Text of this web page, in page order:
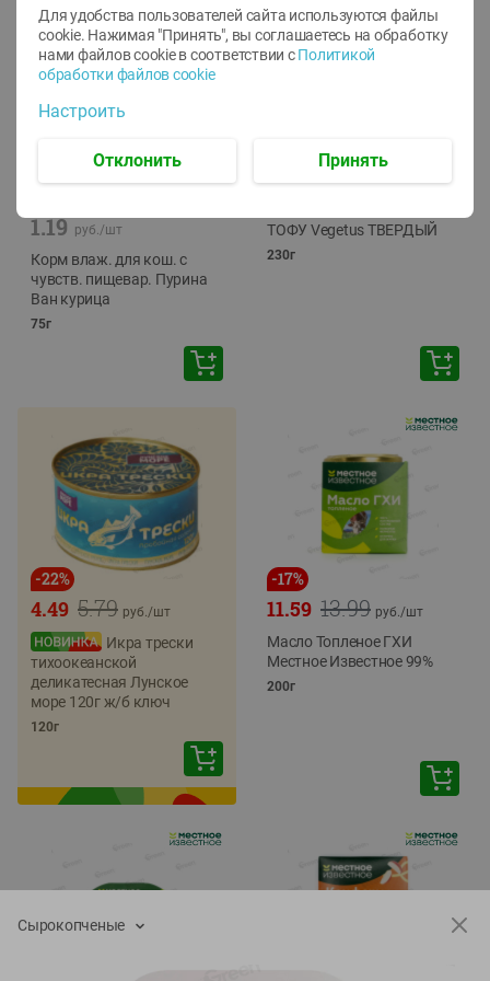
1.19 руб./шт
Корм влаж. для кош. с
чувств. пищевар. Пурина
Ван курица
75г
ТОФУ Vegetus ТВЕРДЫЙ
230г
-22%
5.79
4.49 руб./шт
Икра трески
тихоокеанской
деликатесная Лунское
море 120г ж/б ключ
120г
-17%
13.99
11.59 руб./шт
Масло Топленое ГХИ
Местное Известное 99%
200г
Сырокопченые
Для удобства пользователей сайта используются файлы
cookie. Нажимая "Принять", вы соглашаетесь на обработку
нами файлов cookie в соответствии с Политикой
обработки файлов cookie
Настроить
Отклонить Принять